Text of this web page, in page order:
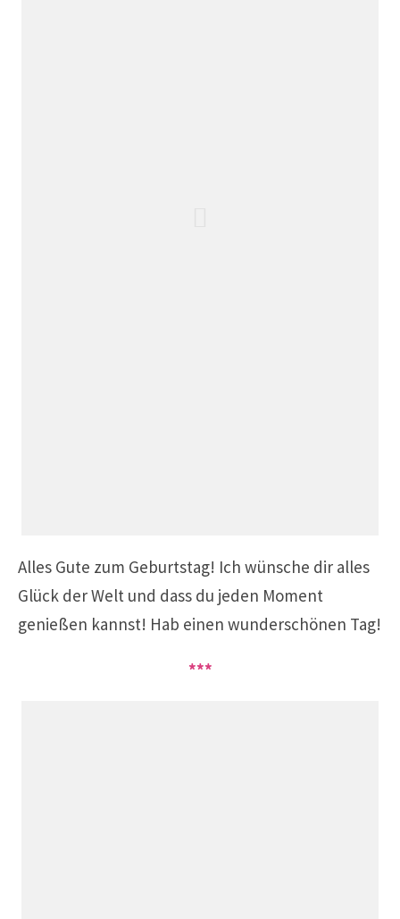
Alles Gute zum Geburtstag! Ich wünsche dir alles
Glück der Welt und dass du jeden Moment
genießen kannst! Hab einen wunderschönen Tag!
***